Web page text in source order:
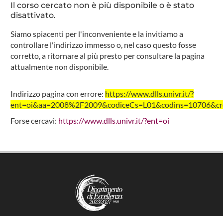
Il corso cercato non è più disponibile o è stato
disattivato.
Siamo spiacenti per l'inconveniente e la invitiamo a
controllare l'indirizzo immesso o, nel caso questo fosse
corretto, a ritornare al più presto per consultare la pagina
attualmente non disponibile.
Indirizzo pagina con errore: https://www.dlls.univr.it/?
Forse cercavi: https://www.dlls.univr.it/?ent=oi